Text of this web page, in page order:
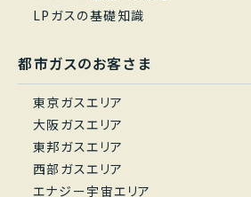
LPガスの基礎知識
都市ガスのお客さま
東京ガスエリア
大阪ガスエリア
東邦ガスエリア
西部ガスエリア
エナジー宇宙エリア